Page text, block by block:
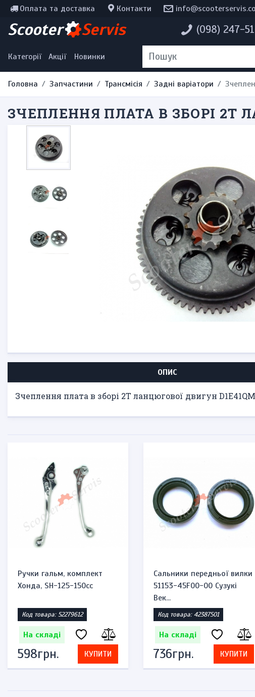
Оплата та доставка Контакти
Scooter Servis (098) 247-
Категорії Акції Новинки
Інструменти, мотохімія
Наклейки
Одяг та екіпірування
Головна Запчастини Трансмісія Задні варіатори
ЗЧЕПЛЕННЯ ПЛАТА В ЗБОРІ 2T
ОПИС
Зчеплення плата в зборі 2T ланцюгової двигун
Ручки гальм, комплект
Хонда, SH-125-150cc
Код товара: 52279612
На складі
598грн. КУПИТИ
Сальники передньої вилки
51153-45F00-00 Сузукі
Век...
Код товара: 42387501
На складі
736грн. КУПИТИ